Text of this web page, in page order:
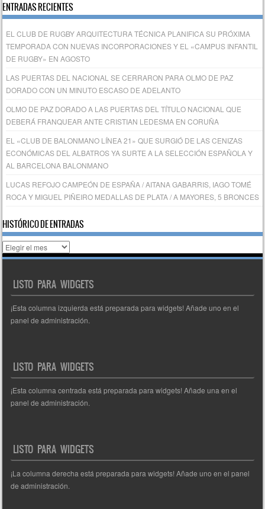
ENTRADAS RECIENTES
EL CLUB DE RUGBY ARQUITECTURA TÉCNICA PLANIFICA SU PRÓXIMA
TEMPORADA CON NUEVAS INCORPORACIONES Y EL «CAMPUS INFANTIL
DE RUGBY» EN AGOSTO
LAS PUERTAS DEL NACIONAL SE CERRARON PARA OLMO DE PAZ
DORADO CON UN MINUTO ESCASO DE ADELANTO
OLMO DE PAZ DORADO A LAS PUERTAS DEL TÍTULO NACIONAL QUE
DEBERÁ FRANQUEAR ANTE CRISTIAN LEDESMA EN CORUÑA
EL «CLUB DE BALONMANO LÍNEA 21» QUE SURGIÓ DE LAS CENIZAS
ECONÓMICAS DEL ALBATROS YA SURTE A LA SELECCIÓN ESPAÑOLA Y
AL BARCELONA BALONMANO
LUCAS REFOJO CAMPEÓN DE ESPAÑA / AITANA GABARRIS, IAGO TOMÉ
ROCA Y MIGUEL PIÑEIRO MEDALLAS DE PLATA / A MAYORES, 5 BRONCES
HISTÓRICO DE ENTRADAS
Histórico
de
LISTO PARA WIDGETS
¡Esta columna izquierda está preparada para widgets! Añade uno en el
panel de administración.
LISTO PARA WIDGETS
¡Esta columna centrada está preparada para widgets! Añade una en el
panel de administración.
LISTO PARA WIDGETS
¡La columna derecha está preparada para widgets! Añade uno en el panel
de administración.